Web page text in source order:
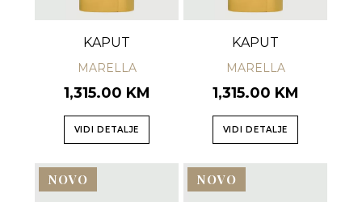
KAPUT
MARELLA
1,315.00 KM
VIDI DETALJE
KAPUT
MARELLA
1,315.00 KM
VIDI DETALJE
NOVO NOVO